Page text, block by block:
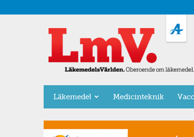
LäkemedelsVärlden
Läkemedel Medicinteknik